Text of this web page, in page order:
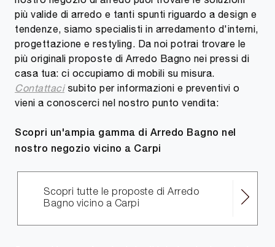
più valide di arredo e tanti spunti riguardo a design e
tendenze, siamo specialisti in arredamento d'interni,
progettazione e restyling. Da noi potrai trovare le
più originali proposte di Arredo Bagno nei pressi di
casa tua: ci occupiamo di mobili su misura.
Contattacisubito per informazioni e preventivi o
vieni a conoscerci nel nostro punto vendita:
Scopri un'ampia gamma di Arredo Bagno nel
nostro negozio vicino a Carpi
Scopri tutte le proposte di Arredo
Bagno vicino a Carpi